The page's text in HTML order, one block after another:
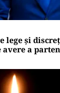
lege și
a